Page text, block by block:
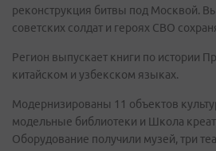
реконструкция битвы под Москвой.
советских солдат и героях СВО
Регион выпускает книги по истории
китайском и узбекском языках.
Модернизированы 11 объектов
модельные библиотеки и Школа
Оборудование получили музей, три